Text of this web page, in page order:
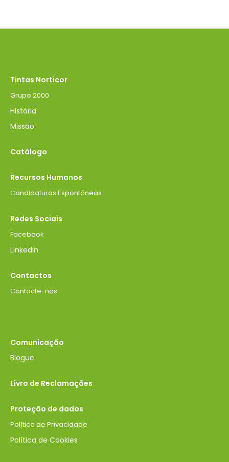
Tintas Norticor
Grupo 2000
História
Missão
Catálogo
Recursos Humanos
Candidaturas Espontâneas
Redes Sociais
Facebook
Linkedin
Contactos
Contacte-nos
Comunicação
Blogue
Livro de Reclamações
Proteção de dados
Política de Privacidade
Política de Cookies